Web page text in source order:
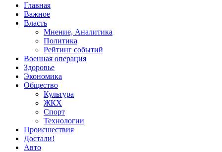
Главная
Важное
Власть
Мнение, Аналитика
Политика
Рейтинг событий
Военная операция
Здоровье
Экономика
Общество
Культура
ЖКХ
Спорт
Технологии
Происшествия
Достали!
Авто